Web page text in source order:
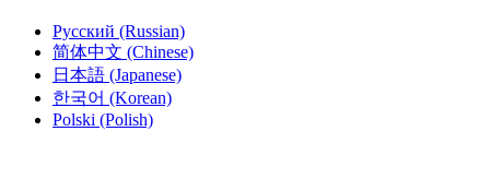
Русский (Russian)
简体中文 (Chinese)
日本語 (Japanese)
한국어 (Korean)
Polski (Polish)